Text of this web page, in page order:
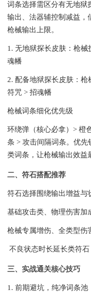
词条选择需区分有无地狱
输出、法器辅控制减益，
枪械输出上限。
1. 无地狱探长皮肤：枪械
魂幡
2. 配备地狱探长皮肤：枪
符咒 > 招魂幡
枪械词条细化优先级
环绕弹（核心必拿）> 橙
条 > 攻击间隔词条。优
类词条，让枪械输出效益
二、符石搭配推荐
符石选择围绕输出增益与
基础攻击类、物理伤害加
枪械专属增伤、全类型伤
不良状态时长延长类符
三、实战通关核心技巧
1. 前期避坑，纯净词条